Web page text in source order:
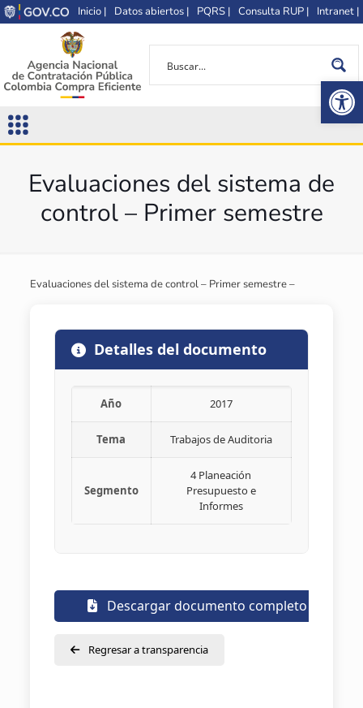
Inicio | Datos abiertos | PQRS | Consulta RUP | Intranet |
Evaluaciones del sistema de
control – Primer semestre
Evaluaciones del sistema de control – Primer semestre –
Detalles del documento
Año 2017
Tema Trabajos de Auditoria
Segmento
4 Planeación
Presupuesto e
Informes
Descargar documento completo
Regresar a transparencia